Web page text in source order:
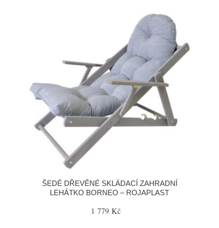
ŠEDÉ DŘEVĚNÉ SKLÁDACÍ ZAHRADNÍ
LEHÁTKO BORNEO – ROJAPLAST
1 779 Kč